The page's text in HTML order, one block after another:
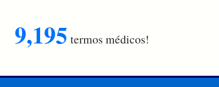
9,195 termos médicos!